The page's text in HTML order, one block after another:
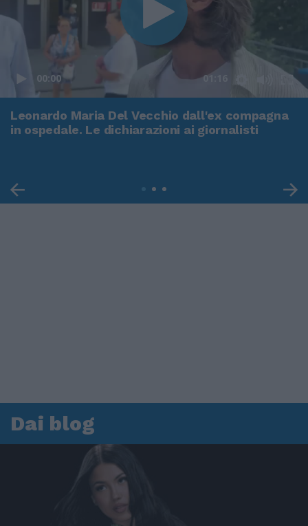
00:00 01:16
Leonardo Maria Del Vecchio dall'ex compagna
in ospedale. Le dichiarazioni ai giornalisti
Dai blog